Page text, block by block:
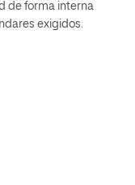
de forma interna
exigidos.